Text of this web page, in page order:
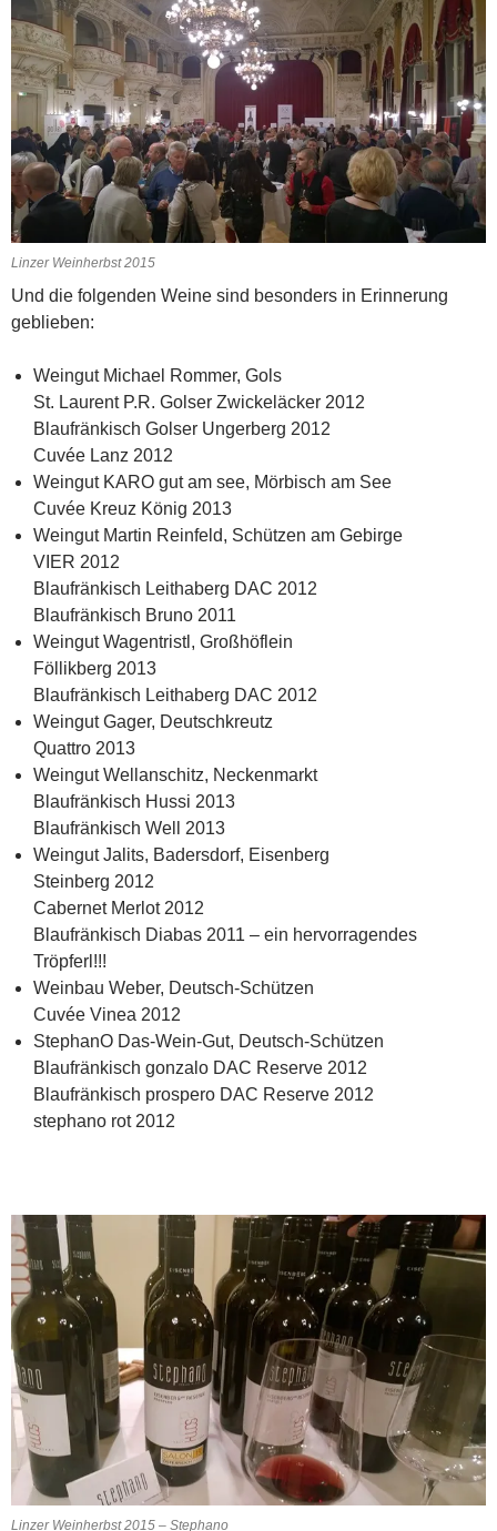
Linzer Weinherbst 2015
Und die folgenden Weine sind besonders in Erinnerung
geblieben:
Weingut Michael Rommer, Gols
St. Laurent P.R. Golser Zwickeläcker 2012
Blaufränkisch Golser Ungerberg 2012
Cuvée Lanz 2012
Weingut KARO gut am see, Mörbisch am See
Cuvée Kreuz König 2013
Weingut Martin Reinfeld, Schützen am Gebirge
VIER 2012
Blaufränkisch Leithaberg DAC 2012
Blaufränkisch Bruno 2011
Weingut Wagentristl, Großhöflein
Föllikberg 2013
Blaufränkisch Leithaberg DAC 2012
Weingut Gager, Deutschkreutz
Quattro 2013
Weingut Wellanschitz, Neckenmarkt
Blaufränkisch Hussi 2013
Blaufränkisch Well 2013
Weingut Jalits, Badersdorf, Eisenberg
Steinberg 2012
Cabernet Merlot 2012
Blaufränkisch Diabas 2011 – ein hervorragendes
Tröpferl!!!
Weinbau Weber, Deutsch-Schützen
Cuvée Vinea 2012
StephanO Das-Wein-Gut, Deutsch-Schützen
Blaufränkisch gonzalo DAC Reserve 2012
Blaufränkisch prospero DAC Reserve 2012
stephano rot 2012
Linzer Weinherbst 2015 – Stephano